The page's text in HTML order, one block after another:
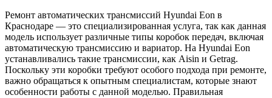
Ремонт автоматических трансмиссий Hyundai Eon в
Краснодаре — это специализированная услуга, так как данная
модель использует различные типы коробок передач, включая
автоматическую трансмиссию и вариатор. На Hyundai Eon
устанавливались такие трансмиссии, как Aisin и Getrag.
Поскольку эти коробки требуют особого подхода при ремонте,
важно обращаться к опытным специалистам, которые знают
особенности работы с данной моделью. Правильная